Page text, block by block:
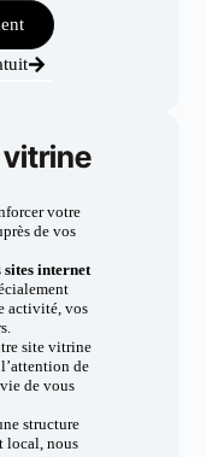
vitrine
votre
de vos
sites internet
activité, vos
site vitrine
de
de vous
structure
local, nous